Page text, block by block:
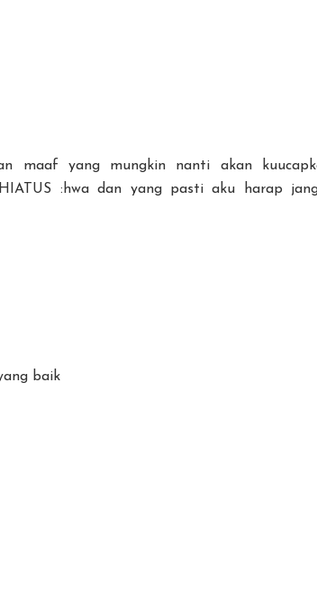
maaf yang mungkin nanti akan
:hwa dan yang pasti aku harap
baik